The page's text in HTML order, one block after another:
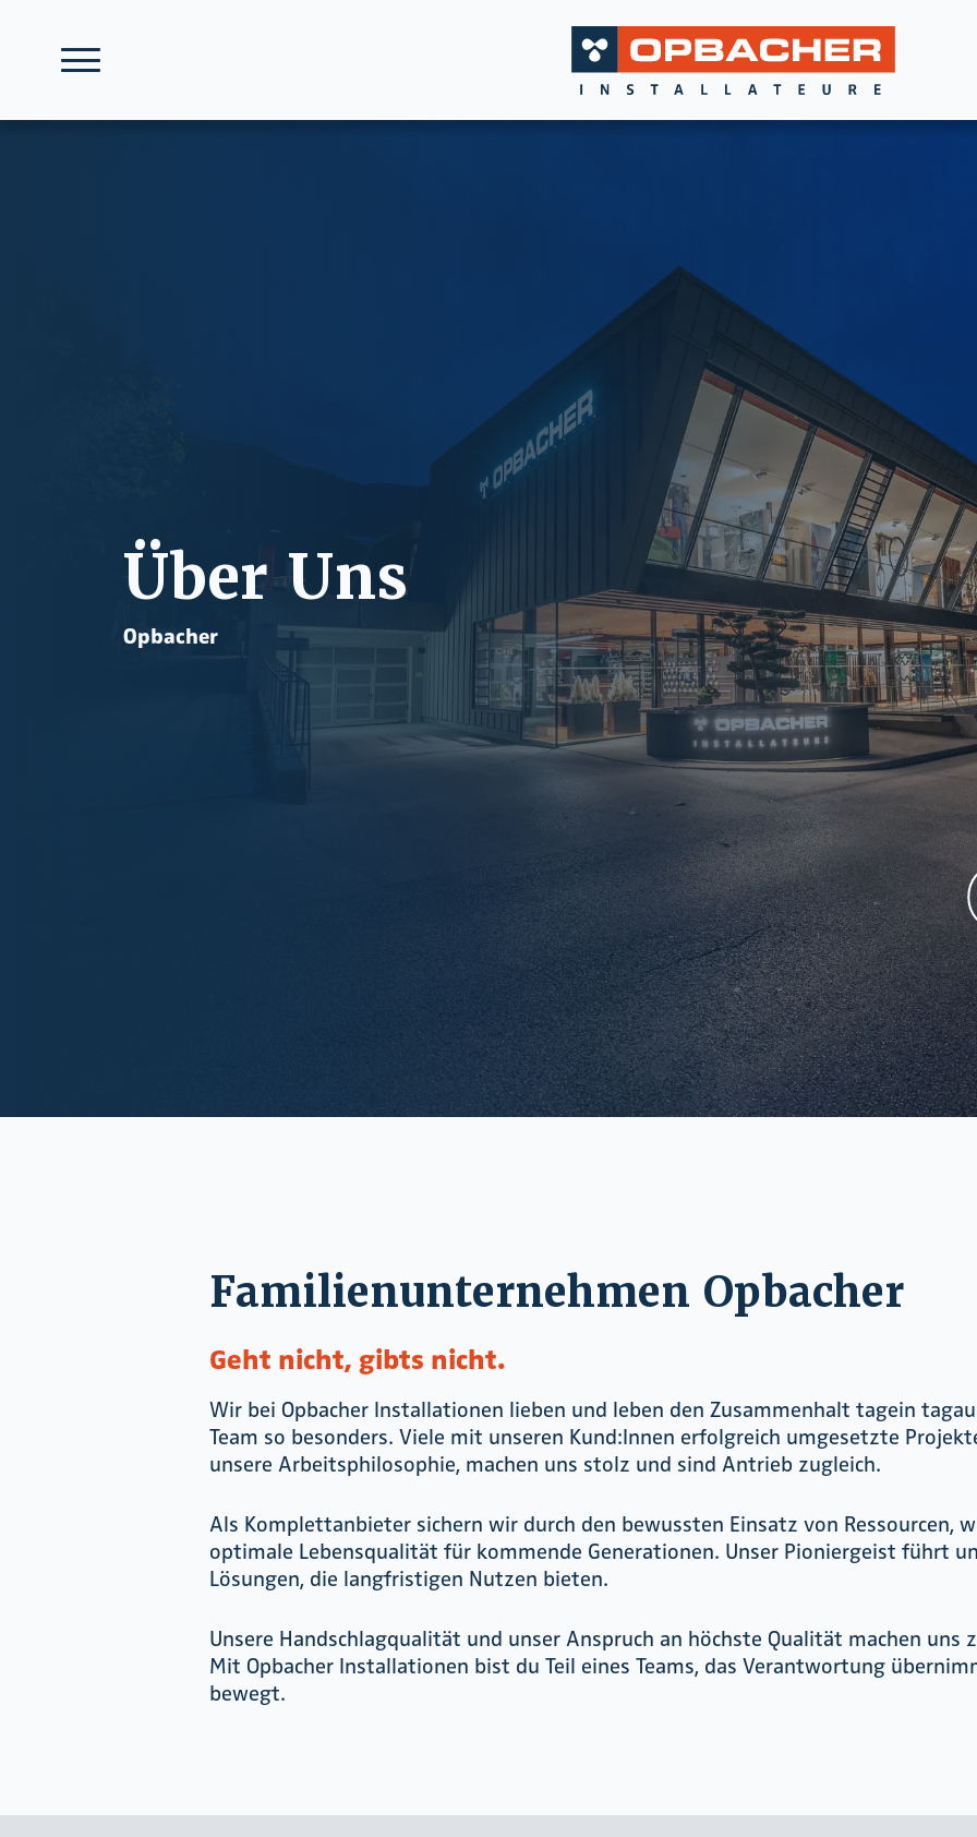
Über Uns
Opbacher
Familienunternehmen Opbacher
Geht nicht, gibts nicht.
Wir bei Opbacher Installationen lieben und leben den Zusammenhalt tagein
Team so besonders. Viele mit unseren Kund:Innen erfolgreich umgesetzte
unsere Arbeitsphilosophie, machen uns stolz und sind Antrieb zugleich.
Als Komplettanbieter sichern wir durch den bewussten Einsatz von Ressourcen,
optimale Lebensqualität für kommende Generationen. Unser Pioniergeist führt
Lösungen, die langfristigen Nutzen bieten.
Unsere Handschlagqualität und unser Anspruch an höchste Qualität machen uns
Mit Opbacher Installationen bist du Teil eines Teams, das Verantwortung
bewegt.